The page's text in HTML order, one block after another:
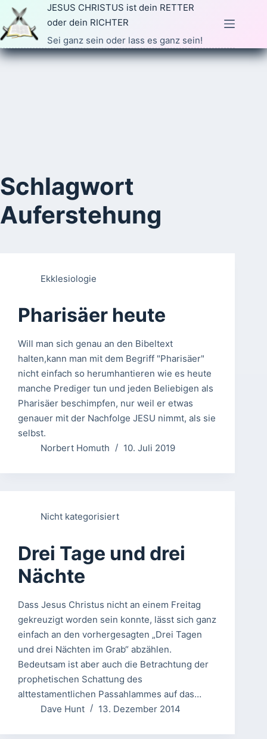
Zum
Inhalt
springen
JESUS CHRISTUS ist dein RETTER
oder dein RICHTER
Sei ganz sein oder lass es ganz sein!
Schlagwort
Auferstehung
Ekklesiologie
Pharisäer heute
Will man sich genau an den Bibeltext
halten,kann man mit dem Begriff "Pharisäer"
nicht einfach so herumhantieren wie es heute
manche Prediger tun und jeden Beliebigen als
Pharisäer beschimpfen, nur weil er etwas
genauer mit der Nachfolge JESU nimmt, als sie
selbst.
Norbert Homuth
10. Juli 2019
Nicht kategorisiert
Drei Tage und drei
Nächte
Dass Jesus Christus nicht an einem Freitag
gekreuzigt worden sein konnte, lässt sich ganz
einfach an den vorhergesagten „Drei Tagen
und drei Nächten im Grab“ abzählen.
Bedeutsam ist aber auch die Betrachtung der
prophetischen Schattung des
alttestamentlichen Passahlammes auf das…
Dave Hunt
13. Dezember 2014